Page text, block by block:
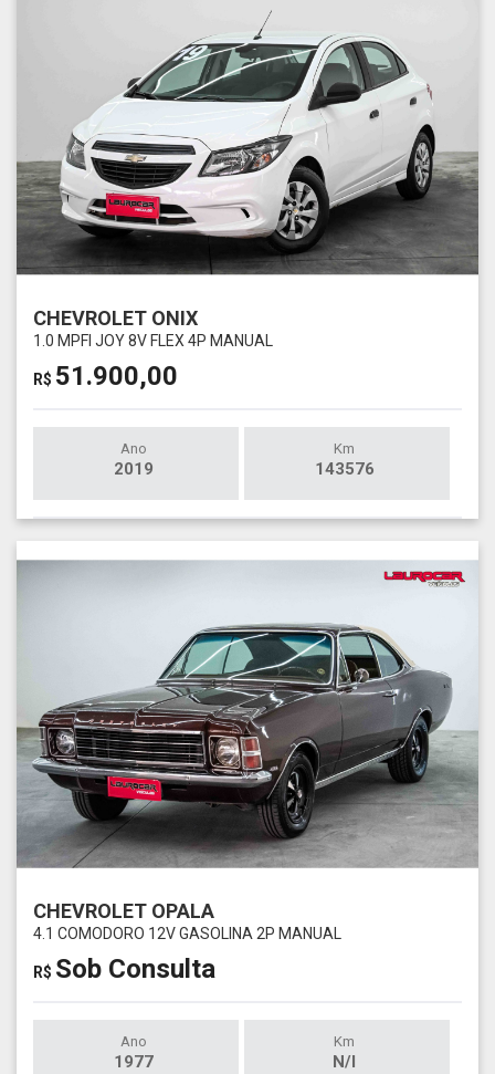
CHEVROLET ONIX
1.0 MPFI JOY 8V FLEX 4P MANUAL
R$ 51.900,00
Ano
2019
Km
143576
CHEVROLET OPALA
4.1 COMODORO 12V GASOLINA 2P MANUAL
R$ Sob Consulta
Ano
1977
Km
N/I